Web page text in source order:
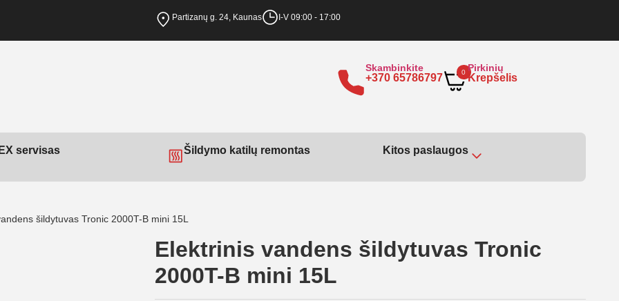
Partizanų g. 24, Kaunas I-V 09:00 - 17:00
Skambinkite
+370 65786797 0 Pirkinių
Krepšelis
servisas Šildymo katilų remontas Kitos paslaugos
šildytuvas Tronic 2000T-B mini 15L
Elektrinis vandens šildytuvas Tronic
2000T-B mini 15L